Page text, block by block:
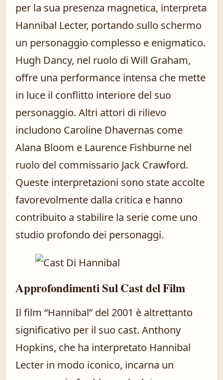
per la sua presenza magnetica, interpreta
Hannibal Lecter, portando sullo schermo
un personaggio complesso e enigmatico.
Hugh Dancy, nel ruolo di Will Graham,
offre una performance intensa che mette
in luce il conflitto interiore del suo
personaggio. Altri attori di rilievo
includono Caroline Dhavernas come
Alana Bloom e Laurence Fishburne nel
ruolo del commissario Jack Crawford.
Queste interpretazioni sono state accolte
favorevolmente dalla critica e hanno
contribuito a stabilire la serie come uno
studio profondo dei personaggi.
Approfondimenti Sul Cast del Film
Il film “Hannibal” del 2001 è altrettanto
significativo per il suo cast. Anthony
Hopkins, che ha interpretato Hannibal
Lecter in modo iconico, incarna un